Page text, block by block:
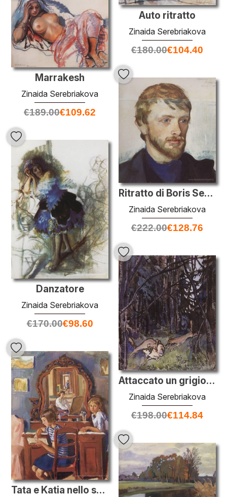
Auto ritratto
Zinaida Serebriakova
€180.00€104.40
Marrakesh
Zinaida Serebriakova
€189.00€109.62
Ritratto di Boris Serebryakov
Zinaida Serebriakova
€222.00€128.76
Danzatore
Zinaida Serebriakova
€170.00€98.60
Attaccato un grigio capra lupi
Zinaida Serebriakova
€198.00€114.84
Tata e Katia nello specchio